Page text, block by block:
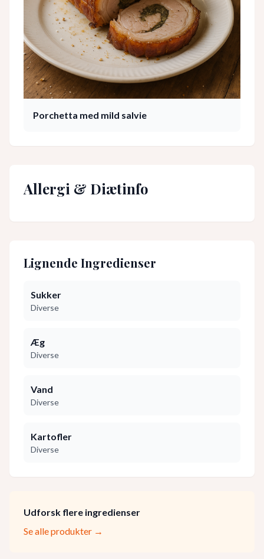
Porchetta med mild salvie
Allergi & Diætinfo
Lignende Ingredienser
Sukker
Diverse
Æg
Diverse
Vand
Diverse
Kartofler
Diverse
Udforsk flere ingredienser
Se alle produkter →